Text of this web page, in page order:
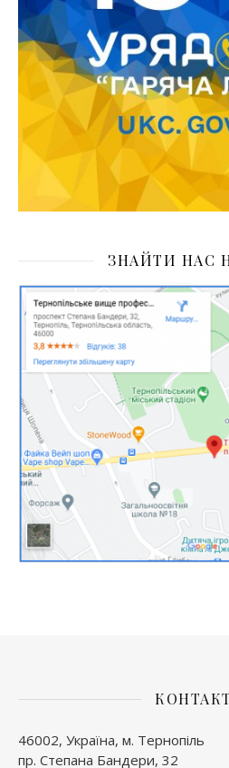
ЗНАЙТИ НАС
46002, Україна, м. Тернопіль
пр. Степана Бандери, 32